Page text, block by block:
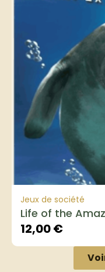
Jeux de société
Life of the
12,00€